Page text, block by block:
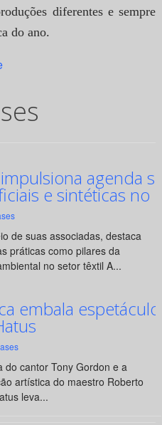
diferentes e sempre
do ano.
impulsiona agenda
e sintéticas no
de suas associadas, destaca
práticas como pilares da
no setor têxtil A...
embala
do cantor Tony Gordon e a
artística do maestro Roberto
leva...